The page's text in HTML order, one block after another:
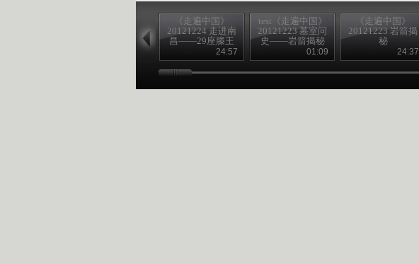
《走遍中国》
20121224 走进南
昌——29座滕王
24:57
test《走遍中国》
20121223 墓室问
史——岩箭揭秘
01:09
《走遍中国》
20121223 岩箭揭
秘
24:37